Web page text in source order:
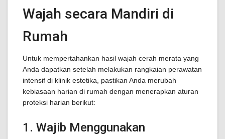
Wajah secara Mandiri di
Rumah
Untuk mempertahankan hasil wajah cerah merata yang
Anda dapatkan setelah melakukan rangkaian perawatan
intensif di klinik estetika, pastikan Anda merubah
kebiasaan harian di rumah dengan menerapkan aturan
proteksi harian berikut:
1. Wajib Menggunakan